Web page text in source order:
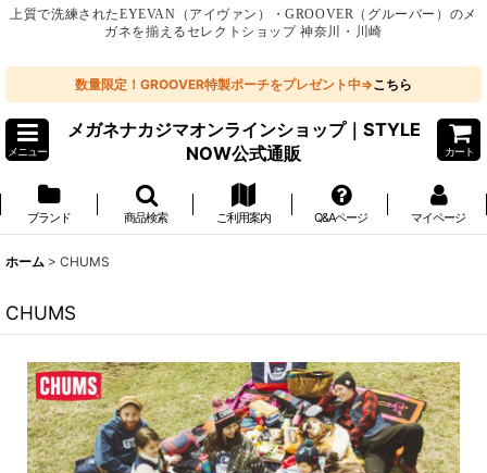
上質で洗練されたEYEVAN（アイヴァン）・GROOVER（グルーバー）のメ
ガネを揃えるセレクトショップ 神奈川・川崎
数量限定！GROOVER特製ポーチをプレゼント中⇒こちら
メニュー
メガネナカジマオンラインショップ｜STYLE
NOW公式通販
カート
ブランド 商品検索 ご利用案内 Q&Aページ マイページ
ホーム > CHUMS
CHUMS